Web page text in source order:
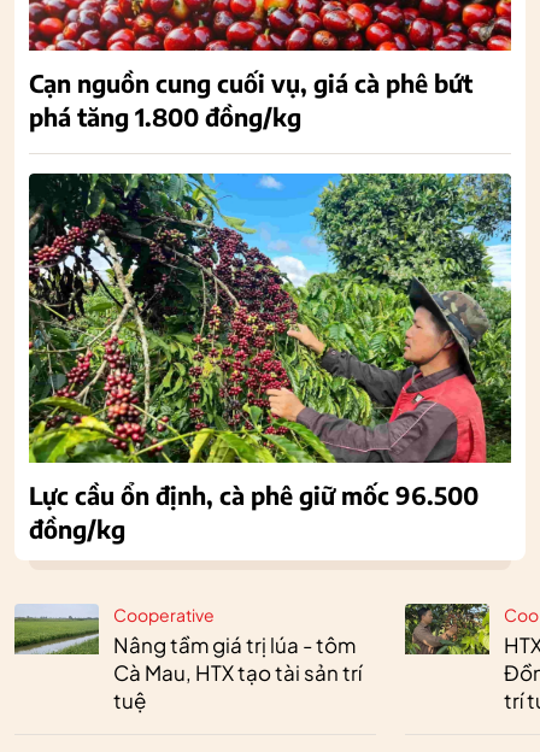
Cooperative
Nâng tầm giá trị lúa - tôm
Cà Mau, HTX tạo tài sản trí
tuệ
trí
Cạn nguồn cung cuối vụ, giá cà phê bứt
phá tăng 1.800 đồng/kg
Lực cầu ổn định, cà phê giữ mốc 96.500
đồng/kg